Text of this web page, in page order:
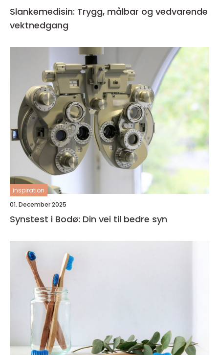
Slankemedisin: Trygg, målbar og vedvarende
vektnedgang
inspiration
01. December 2025
Synstest i Bodø: Din vei til bedre syn